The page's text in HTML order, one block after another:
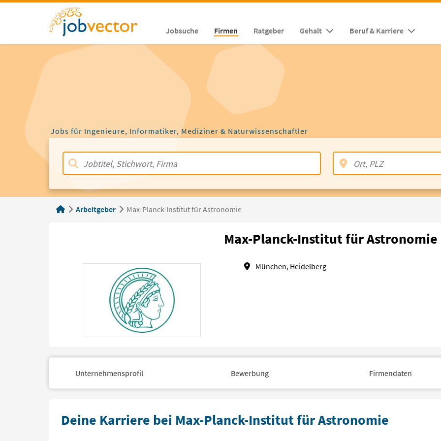
Jobsuche Firmen Ratgeber Gehalt Beruf & Karriere
Jobs für Ingenieure, Informatiker, Mediziner & Naturwissenschaftler
Arbeitgeber Max-Planck-Institut für Astronomie
Max-Planck-Institut für Astronomie
München, Heidelberg
Unternehmensprofil Bewerbung Firmendaten
Deine Karriere bei Max-Planck-Institut für Astronomie